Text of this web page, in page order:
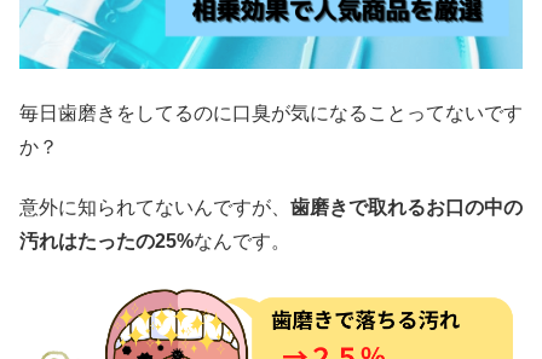
毎日歯磨きをしてるのに口臭が気になることってないです
か？
意外に知られてないんですが、 歯磨きで取れるお口の中の
汚れはたったの25%なんです。